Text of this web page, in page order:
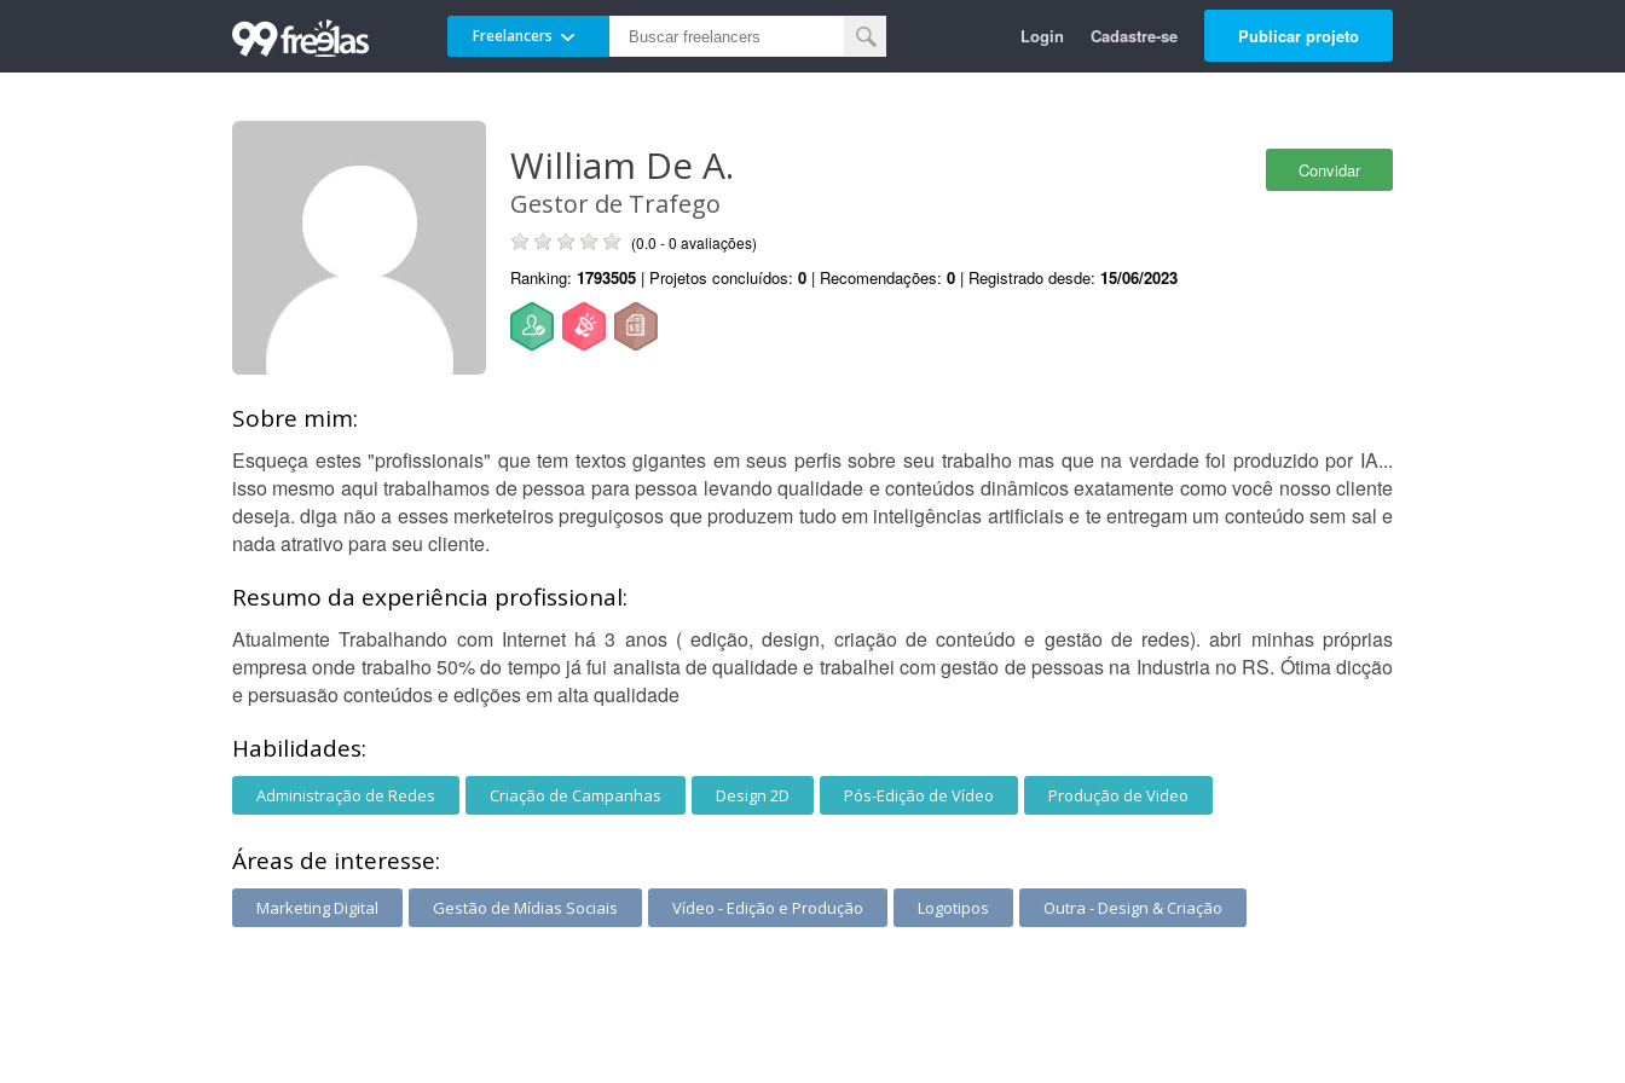
Freelancers Login Cadastre-se Publicar projeto
Convidar
William De A.
Gestor de Trafego
(0.0 - 0 avaliações)
Ranking: 1793505 | Projetos concluídos: 0 | Recomendações: 0 | Registrado desde: 15/06/2023
Sobre mim:
Esqueça estes "profissionais" que tem textos gigantes em seus perfis sobre seu trabalho mas que na verdade foi produzido por IA...
isso mesmo aqui trabalhamos de pessoa para pessoa levando qualidade e conteúdos dinâmicos exatamente como você nosso cliente
deseja. diga não a esses merketeiros preguiçosos que produzem tudo em inteligências artificiais e te entregam um conteúdo sem sal e
nada atrativo para seu cliente.
Resumo da experiência profissional:
Atualmente Trabalhando com Internet há 3 anos ( edição, design, criação de conteúdo e gestão de redes). abri minhas próprias
empresa onde trabalho 50% do tempo já fui analista de qualidade e trabalhei com gestão de pessoas na Industria no RS. Ótima dicção
e persuasão conteúdos e edições em alta qualidade
Habilidades:
Administração de Redes Criação de Campanhas Design 2D Pós-Edição de Vídeo Produção de Video
Áreas de interesse:
Marketing Digital Gestão de Mídias Sociais Vídeo - Edição e Produção Logotipos Outra - Design & Criação